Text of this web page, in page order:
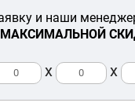
и наши
МАКСИМАЛЬНОЙ
x x